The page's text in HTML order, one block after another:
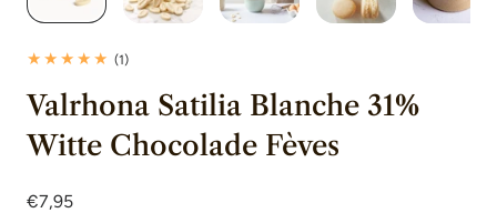
(1)1
beoordelingen
Valrhona Satilia Blanche 31%
Witte Chocolade Fèves
Normale
€7,95